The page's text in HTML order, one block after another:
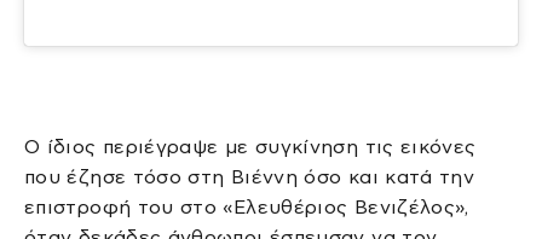
Ο ίδιος περιέγραψε με συγκίνηση τις εικόνες
που έζησε τόσο στη Βιέννη όσο και κατά την
επιστροφή του στο «Ελευθέριος Βενιζέλος»,